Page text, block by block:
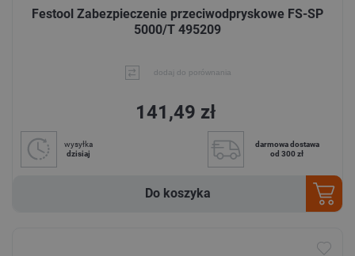
Festool Zabezpieczenie przeciwodpryskowe FS-SP
5000/T 495209
dodaj do porównania
141,49 zł
wysyłka
dzisiaj
darmowa dostawa
od 300 zł
Do koszyka